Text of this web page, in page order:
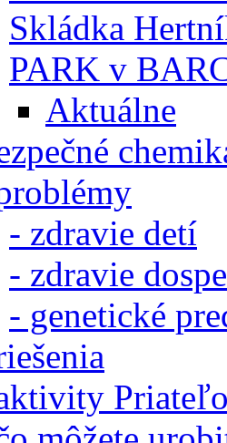
Skládka
PARK v
Aktuálne
- zdravie detí
- zdravie
- genetické